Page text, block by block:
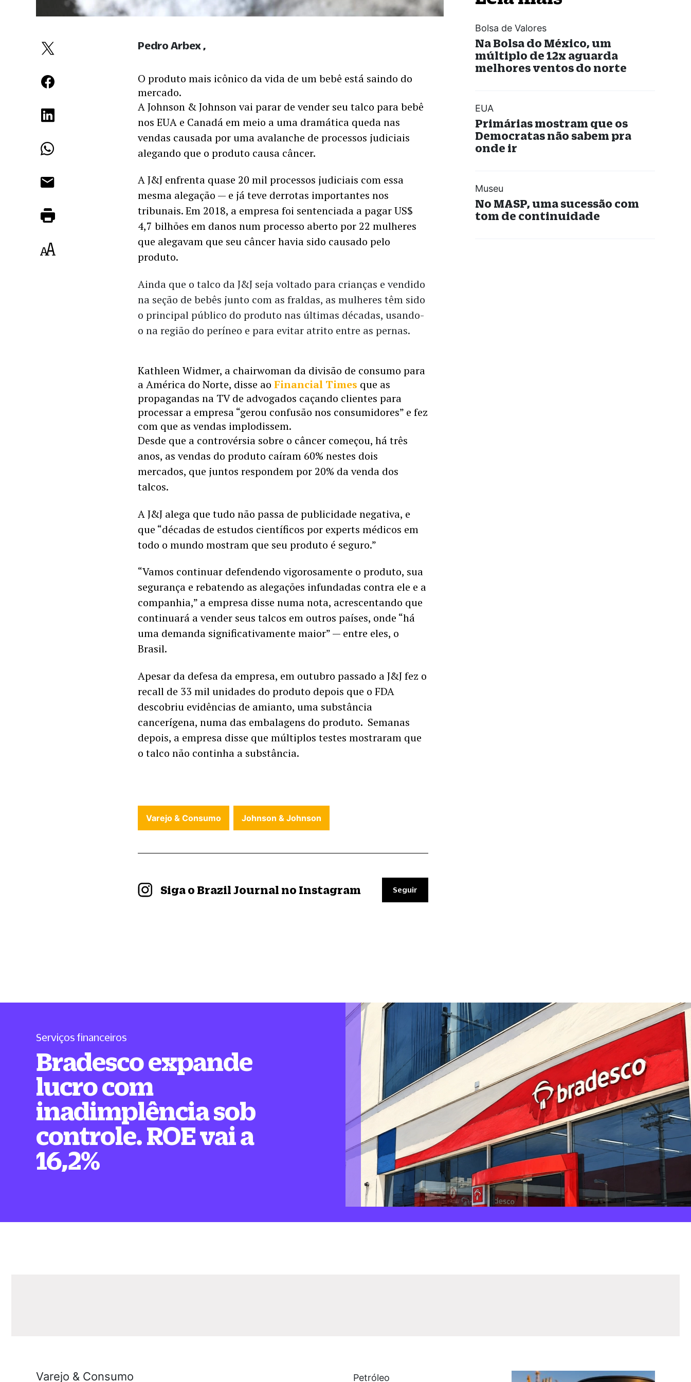
O produto mais icônico da vida de um bebê está saindo do
mercado.
A Johnson & Johnson vai parar de vender seu talco para bebê
nos EUA e Canadá em meio a uma dramática queda nas
vendas causada por uma avalanche de processos judiciais
alegando que o produto causa câncer.
A J&J enfrenta quase 20 mil processos judiciais com essa
mesma alegação — e já teve derrotas importantes nos
tribunais. Em 2018, a empresa foi sentenciada a pagar US$
4,7 bilhões em danos num processo aberto por 22 mulheres
que alegavam que seu câncer havia sido causado pelo
produto.
Ainda que o talco da J&J seja voltado para crianças e vendido
na seção de bebês junto com as fraldas, as mulheres têm sido
o principal público do produto nas últimas décadas, usando-
o na região do períneo e para evitar atrito entre as pernas.
Kathleen Widmer, a chairwoman da divisão de consumo para
a América do Norte, disse ao Financial Times que as
propagandas na TV de advogados caçando clientes para
processar a empresa “gerou confusão nos consumidores” e fez
com que as vendas implodissem.
Desde que a controvérsia sobre o câncer começou, há três
anos, as vendas do produto caíram 60% nestes dois
mercados, que juntos respondem por 20% da venda dos
talcos.
A J&J alega que tudo não passa de publicidade negativa, e
que “décadas de estudos científicos por experts médicos em
todo o mundo mostram que seu produto é seguro.”
“Vamos continuar defendendo vigorosamente o produto, sua
segurança e rebatendo as alegações infundadas contra ele e a
companhia,” a empresa disse numa nota, acrescentando que
continuará a vender seus talcos em outros países, onde “há
uma demanda significativamente maior” — entre eles, o
Brasil.
Apesar da defesa da empresa, em outubro passado a J&J fez o
recall de 33 mil unidades do produto depois que o FDA
descobriu evidências de amianto, uma substância
cancerígena, numa das embalagens do produto.  Semanas
depois, a empresa disse que múltiplos testes mostraram que
o talco não continha a substância.
Pedro Arbex
Varejo & Consumo Johnson & Johnson
Siga o Brazil Journal no Instagram Seguir
Bolsa de Valores
Na Bolsa do México, um
múltiplo de 12x aguarda
melhores ventos do norte
EUA
Primárias mostram que os
Democratas não sabem pra
onde ir
Museu
No MASP, uma sucessão com
tom de continuidade
Serviços financeiros
Bradesco expande
lucro com
inadimplência sob
controle. ROE vai a
16,2%
Varejo & Consumo Petróleo